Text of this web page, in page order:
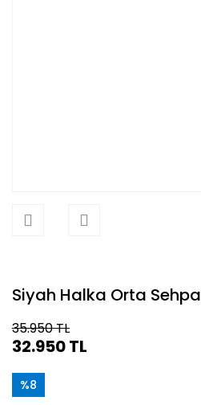
Siyah Halka Orta Sehpa
35.950 TL
32.950 TL
%8